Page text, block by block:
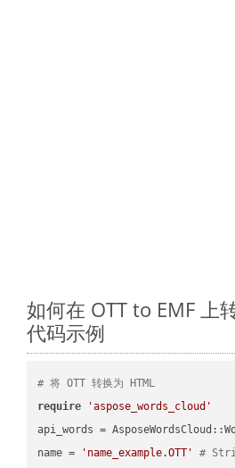
如何在 OTT to EMF 上
代码示例
# 将 OTT 转换为 HTML
require
'aspose_words_cloud'
api_words =
name =
'name_example.OTT' #